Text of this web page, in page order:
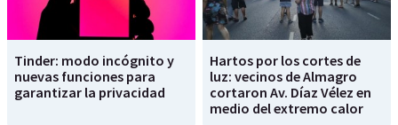
Tinder: modo incógnito y
nuevas funciones para
garantizar la privacidad
Hartos por los cortes de
luz: vecinos de Almagro
cortaron Av. Díaz Vélez en
medio del extremo calor